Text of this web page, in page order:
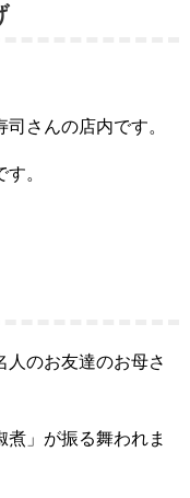
さんの店内です。
。
人のお友達のお母さ
煮」が振る舞われま